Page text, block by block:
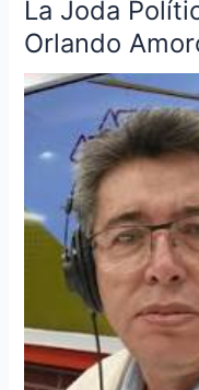
La Joda
Orlando
La
Joda
Política
del
julio
Orlando
Amorocho
Chacón